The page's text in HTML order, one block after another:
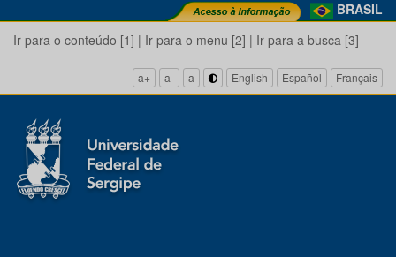
BRASIL
Ir para o conteúdo [1] | Ir para o menu [2] | Ir para a busca [3]
a+ a- a English Español Français